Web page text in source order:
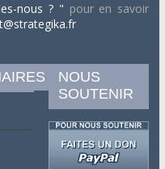
nous ? " pour en savoir
NOUS
SOUTENIR